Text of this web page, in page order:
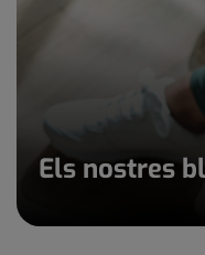
Els nostres